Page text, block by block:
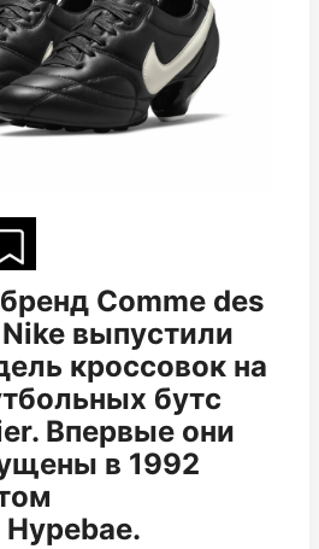
Comme des
выпустили
кроссовок на
бутс
Впервые они
в 1992